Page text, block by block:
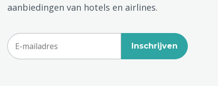
aanbiedingen van hotels en airlines.
Inschrijven